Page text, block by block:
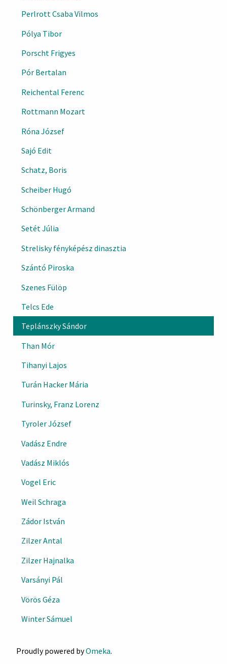
Perlrott Csaba Vilmos
Pólya Tibor
Porscht Frigyes
Pór Bertalan
Reichental Ferenc
Rottmann Mozart
Róna József
Sajó Edit
Schatz, Boris
Scheiber Hugó
Schönberger Armand
Setét Júlia
Strelisky fényképész dinasztia
Szántó Piroska
Szenes Fülöp
Telcs Ede
Teplánszky Sándor
Than Mór
Tihanyi Lajos
Turán Hacker Mária
Turinsky, Franz Lorenz
Tyroler József
Vadász Endre
Vadász Miklós
Vogel Eric
Weil Schraga
Zádor István
Zilzer Antal
Zilzer Hajnalka
Varsányi Pál
Vörös Géza
Winter Sámuel
Proudly powered byOmeka.